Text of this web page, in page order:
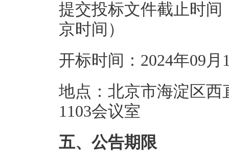
提交投标文件截止时间
京时间）
开标时间：2024年09
地点：北京市海淀区西
1103会议室
五、公告期限